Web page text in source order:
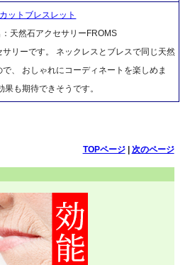
ットブレスレット
天然石アクセサリーFROMS
リーです。 ネックレスとブレスで同じ天然
、 おしゃれにコーディネートを楽しめま
も期待できそうです。
TOPページ| 次のページ